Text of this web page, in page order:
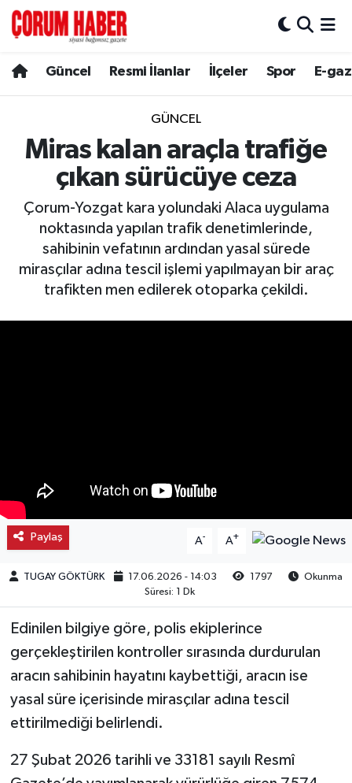
Güncel Resmi İlanlar İlçeler Spor E-
GÜNCEL
Miras kalan araçla trafiğe
çıkan sürücüye ceza
Çorum-Yozgat kara yolundaki Alaca uygulama
noktasında yapılan trafik denetimlerinde,
sahibinin vefatının ardından yasal sürede
mirasçılar adına tescil işlemi yapılmayan bir araç
trafikten men edilerek otoparka çekildi.
Paylaş A- A+
TUGAY GÖKTÜRK 17.06.2026 - 14:03 1797
Okunma
Süresi: 1 Dk
Edinilen bilgiye göre, polis ekiplerince
gerçekleştirilen kontroller sırasında durdurulan
aracın sahibinin hayatını kaybettiği, aracın ise
yasal süre içerisinde mirasçılar adına tescil
ettirilmediği belirlendi.
27 Şubat 2026 tarihli ve 33181 sayılı Resmî
Spor
Resmi İlanlar
Alaca
Bayat
Boğazkale
Oğuzlar
Ortaköy
Osmancık
Sungurlu
Uğurludağ
Sağlık
Hava Durumu
Çorum Namaz Vakitleri
Trafik Durumu
Süper Lig Puan Durumu ve Fikstür
Tüm Manşetler